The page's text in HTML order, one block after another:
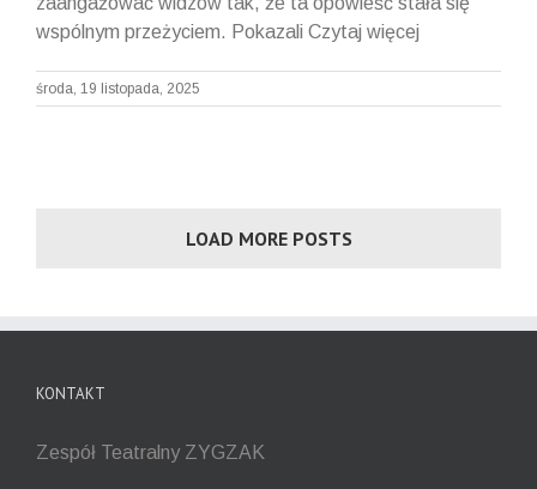
wspólnym przeżyciem. Pokazali Czytaj więcej
środa, 19 listopada, 2025
LOAD MORE POSTS
KONTAKT
Zespół Teatralny ZYGZAK